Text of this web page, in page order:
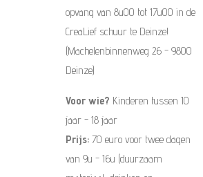
opvang van 8u00 tot 17u00 in de
CreaLief schuur te Deinze!
(Machelenbinnenweg 26 - 9800
Deinze)
Voor wie? Kinderen tussen 10
jaar - 18 jaar
Prijs: 70 euro voor twee dagen
van 9u - 16u (duurzaam